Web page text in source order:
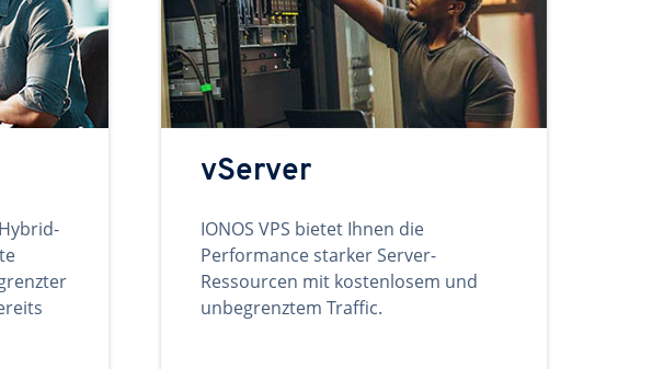
vServer
IONOS VPS bietet Ihnen die
Performance starker Server-
Ressourcen mit kostenlosem und
unbegrenztem Traffic.